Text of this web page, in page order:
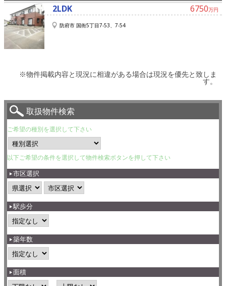
6750万円
2LDK
防府市 国衙5丁目7-53、7-54
※物件掲載内容と現況に相違がある場合は現況を優先と致しま
す。
取扱物件検索
ご希望の種別を選択して下さい
以下ご希望の条件を選択して物件検索ボタンを押して下さい
市区選択
駅歩分
築年数
面積